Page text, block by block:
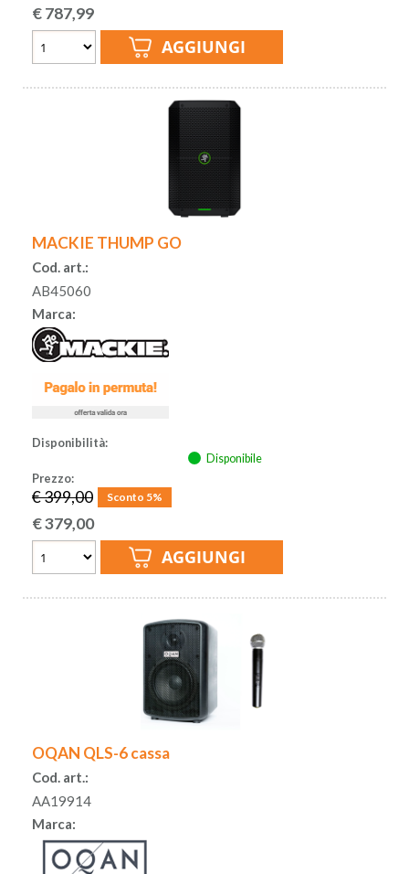
€787,99
MACKIE THUMP GO
Cod. art.:
AB45060
Marca:
Disponibilità:
Disponibile
Prezzo:
€ 399,00 Sconto 5%
€379,00
OQAN QLS-6 cassa
Cod. art.:
AA19914
Marca: